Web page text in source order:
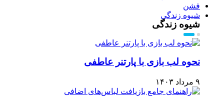
فشن
شیوه زندگی
شیوه زندگی
نحوه لب بازی با پارتنر عاطفی
۹ مرداد ۱۴۰۳